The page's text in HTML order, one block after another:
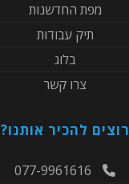
מפת החדשנות
תיק עבודות
בלוג
צרו קשר
רוצים להכיר אותנו?